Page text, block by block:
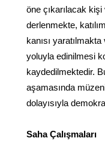
öne çıkarılacak
derlenmekte,
kanısı yaratılmakta
yoluyla edinilmesi
kaydedilmektedir.
aşamasında
dolayısıyla
Saha Çalışmaları